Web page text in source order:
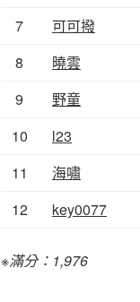
7
可可撥
8
曉雲
9
野童
10
l23
11
海嘯
12
key0077
※滿分：1,976